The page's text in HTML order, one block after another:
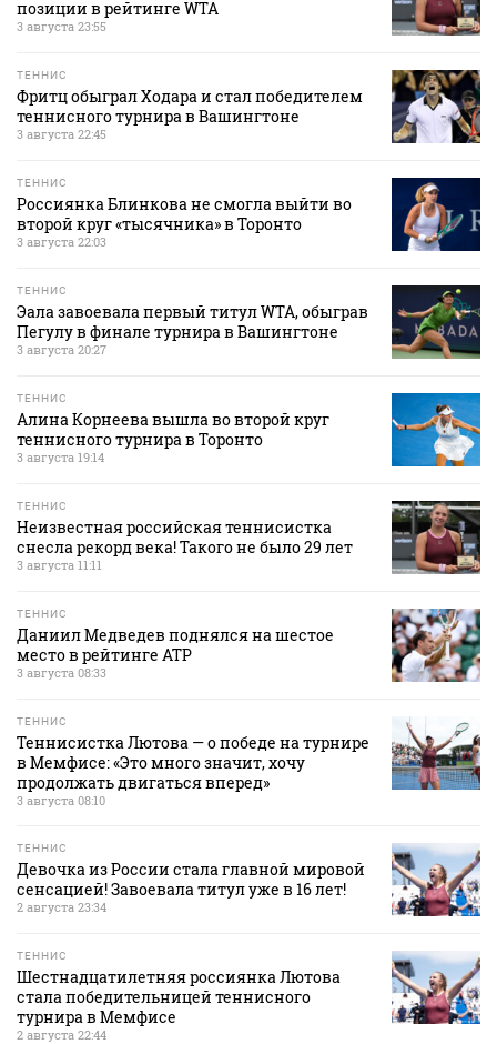
позиции в рейтинге WTA
3 августа 23:55
ТЕННИС
Фритц обыграл Ходара и стал победителем
теннисного турнира в Вашингтоне
3 августа 22:45
ТЕННИС
Россиянка Блинкова не смогла выйти во
второй круг «тысячника» в Торонто
3 августа 22:03
ТЕННИС
Эала завоевала первый титул WTA, обыграв
Пегулу в финале турнира в Вашингтоне
3 августа 20:27
ТЕННИС
Алина Корнеева вышла во второй круг
теннисного турнира в Торонто
3 августа 19:14
ТЕННИС
Неизвестная российская теннисистка
снесла рекорд века! Такого не было 29 лет
3 августа 11:11
ТЕННИС
Даниил Медведев поднялся на шестое
место в рейтинге АТР
3 августа 08:33
ТЕННИС
Теннисистка Лютова — о победе на турнире
в Мемфисе: «Это много значит, хочу
продолжать двигаться вперед»
3 августа 08:10
ТЕННИС
Девочка из России стала главной мировой
сенсацией! Завоевала титул уже в 16 лет!
2 августа 23:34
ТЕННИС
Шестнадцатилетняя россиянка Лютова
стала победительницей теннисного
турнира в Мемфисе
2 августа 22:44